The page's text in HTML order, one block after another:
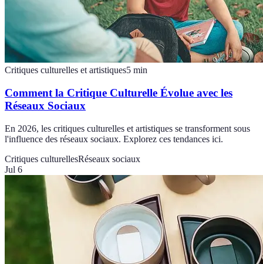
Critiques culturelles et artistiques5 min
Comment la Critique Culturelle Évolue avec les
Réseaux Sociaux
En 2026, les critiques culturelles et artistiques se transforment sous
l'influence des réseaux sociaux. Explorez ces tendances ici.
Critiques culturellesRéseaux sociaux
Jul 6